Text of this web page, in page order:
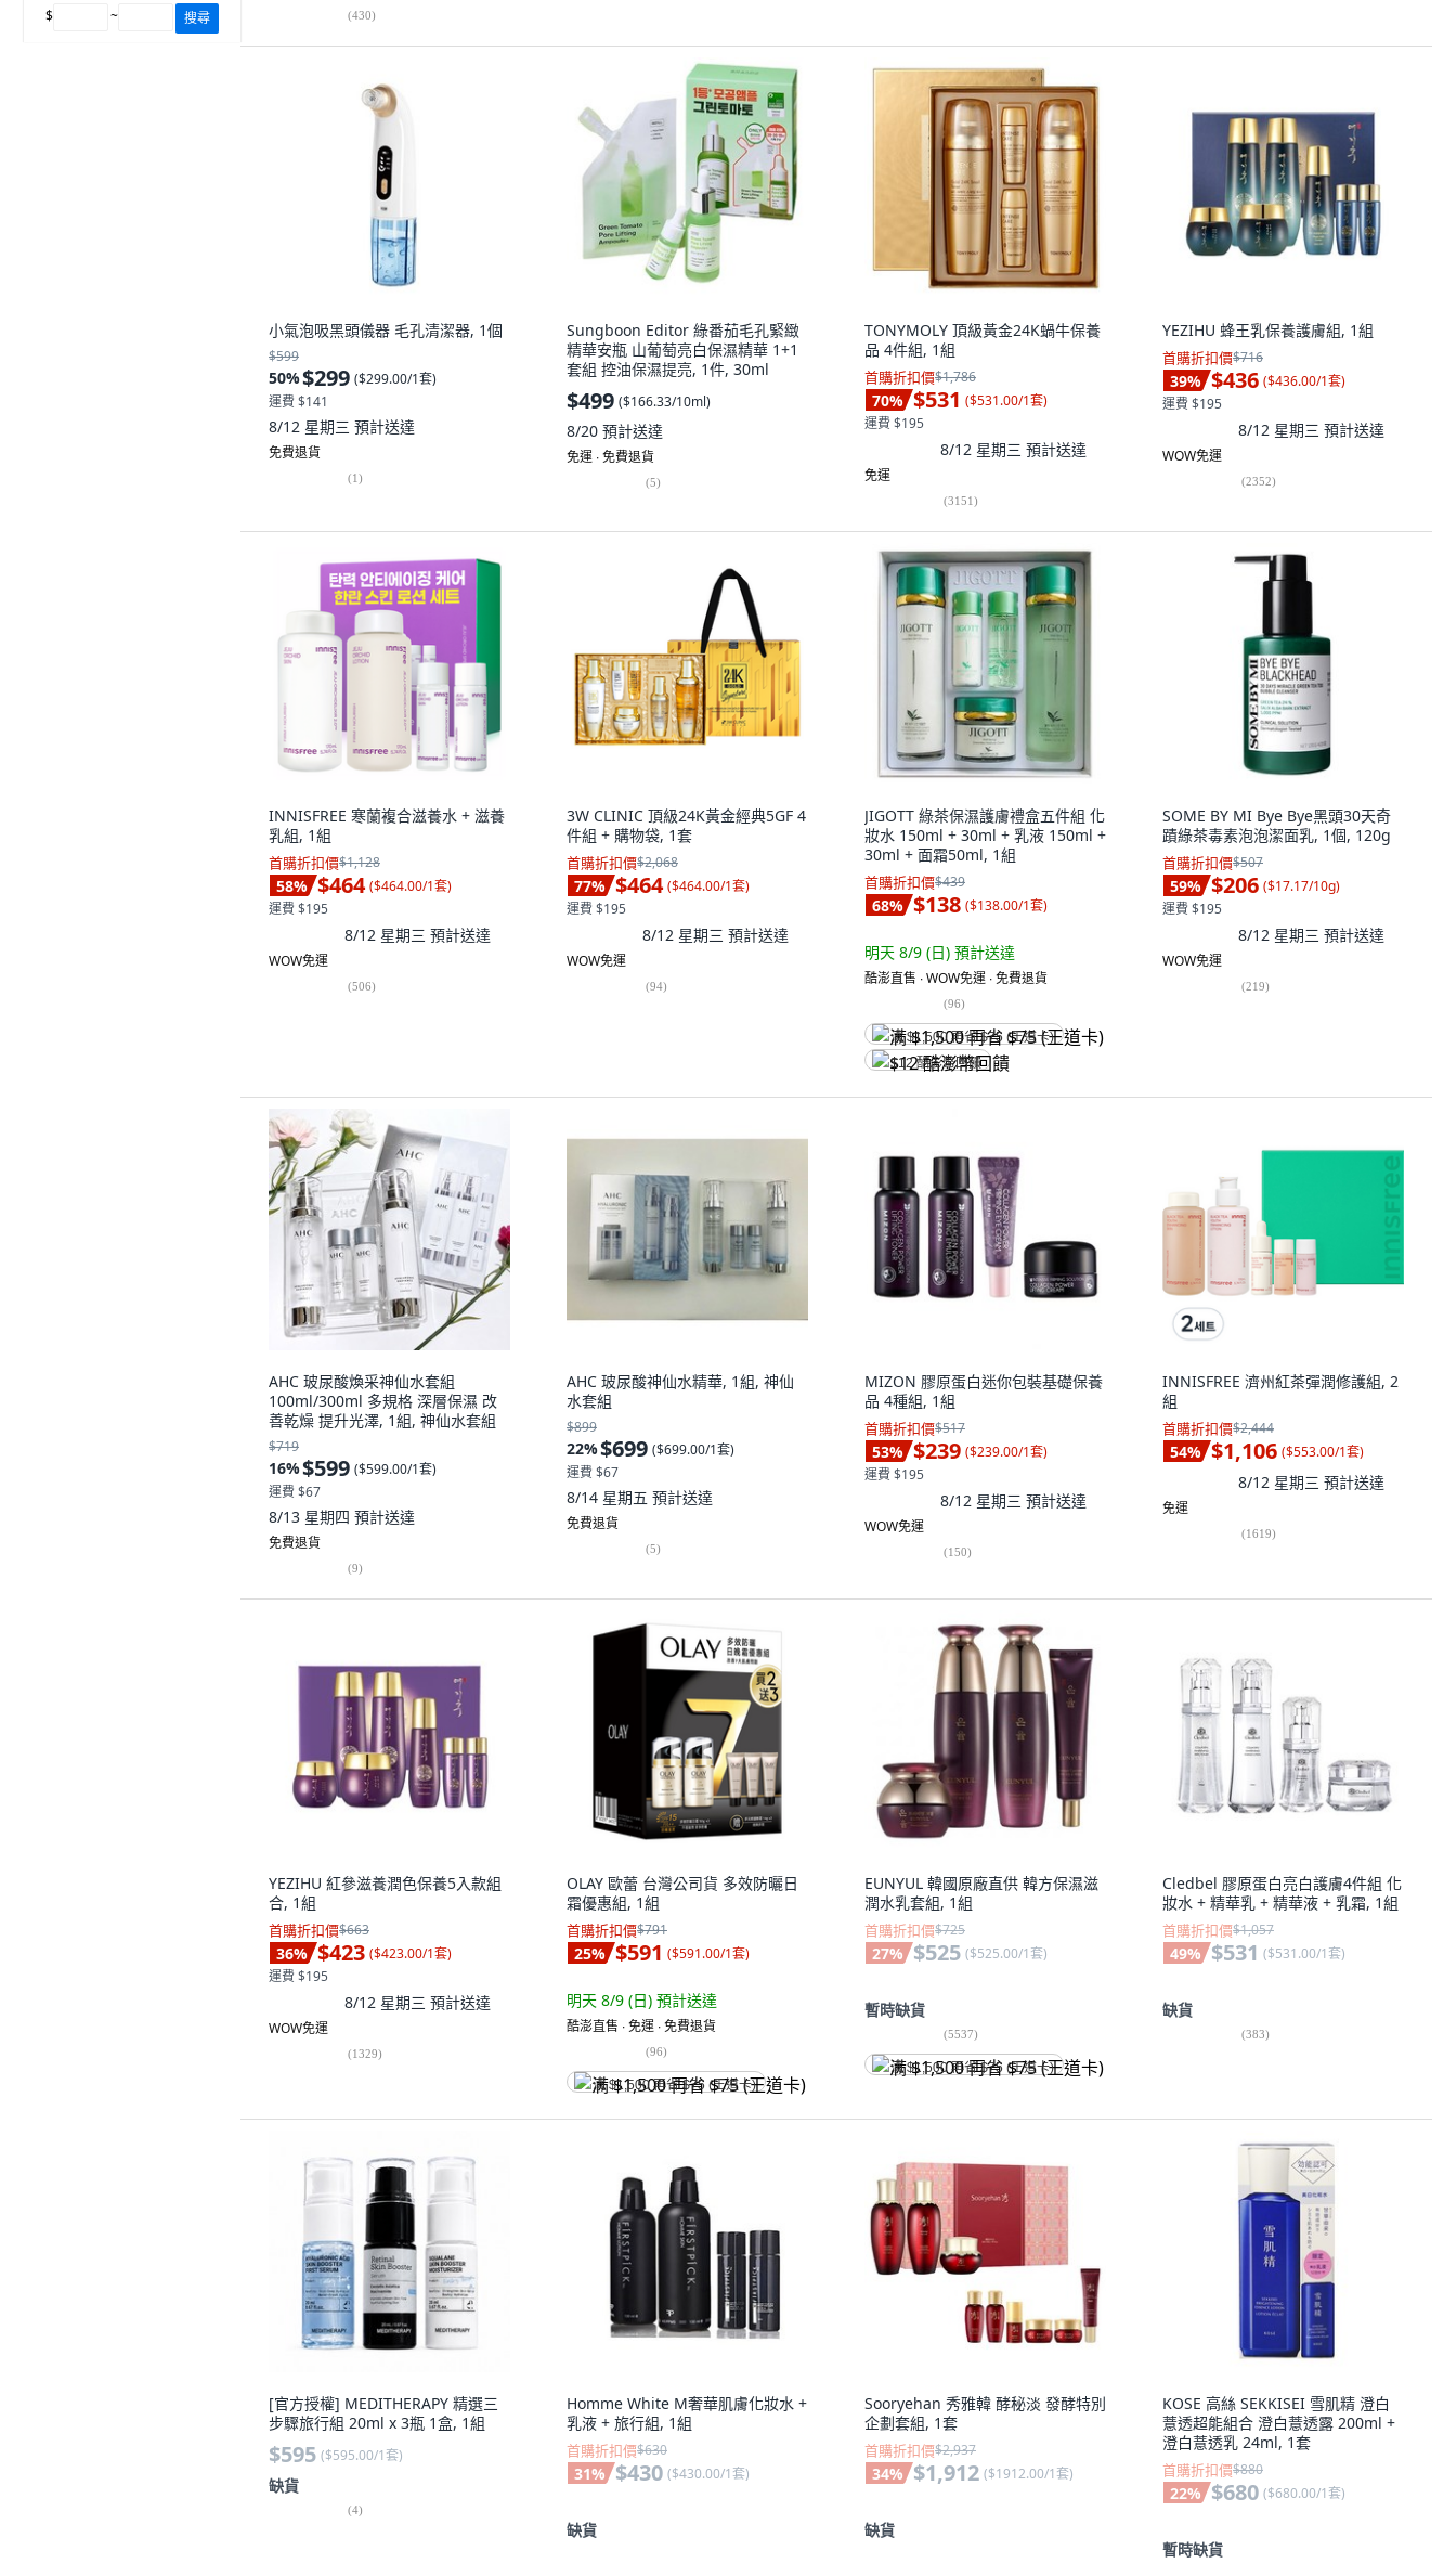
$ ~ 搜尋 (430)
小氣泡吸黑頭儀器 毛孔清潔器, 1個
$599
50%$299 ($299.00/1套)
運費 $141
8/12 星期三 預計送達
免費退貨
(1)
Sungboon Editor 綠番茄毛孔緊緻
精華安瓶 山葡萄亮白保濕精華 1+1
套組 控油保濕提亮, 1件, 30ml
$499 ($166.33/10ml)
8/20 預計送達
免運 ∙ 免費退貨
(5)
TONYMOLY 頂級黃金24K蝸牛保養
品 4件組, 1組
首購折扣價$1,786
70% $531 ($531.00/1套)
運費 $195
8/12 星期三 預計送達
免運
(3151)
YEZIHU 蜂王乳保養護膚組, 1組
首購折扣價$716
39% $436 ($436.00/1套)
運費 $195
8/12 星期三 預計送達
WOW免運
(2352)
INNISFREE 寒蘭複合滋養水 + 滋養
乳組, 1組
首購折扣價$1,128
58% $464 ($464.00/1套)
運費 $195
8/12 星期三 預計送達
WOW免運
(506)
3W CLINIC 頂級24K黃金經典5GF 4
件組 + 購物袋, 1套
首購折扣價$2,068
77% $464 ($464.00/1套)
運費 $195
8/12 星期三 預計送達
WOW免運
(94)
JIGOTT 綠茶保濕護膚禮盒五件組 化
妝水 150ml + 30ml + 乳液 150ml +
30ml + 面霜50ml, 1組
首購折扣價$439
68% $138 ($138.00/1套)
明天 8/9 (日) 預計送達
酷澎直售 ∙ WOW免運 ∙ 免費退貨
(96)
满 $1,500 再省 $75 (王道卡)
$12 酷澎幣回饋
SOME BY MI Bye Bye黑頭30天奇
蹟綠茶毒素泡泡潔面乳, 1個, 120g
首購折扣價$507
59% $206 ($17.17/10g)
運費 $195
8/12 星期三 預計送達
WOW免運
(219)
AHC 玻尿酸煥采神仙水套組
100ml/300ml 多規格 深層保濕 改
善乾燥 提升光澤, 1組, 神仙水套組
$719
16%$599 ($599.00/1套)
運費 $67
8/13 星期四 預計送達
免費退貨
(9)
AHC 玻尿酸神仙水精華, 1組, 神仙
水套組
$899
22%$699 ($699.00/1套)
運費 $67
8/14 星期五 預計送達
免費退貨
(5)
MIZON 膠原蛋白迷你包裝基礎保養
品 4種組, 1組
首購折扣價$517
53% $239 ($239.00/1套)
運費 $195
8/12 星期三 預計送達
WOW免運
(150)
INNISFREE 濟州紅茶彈潤修護組, 2
組
首購折扣價$2,444
54% $1,106 ($553.00/1套)
8/12 星期三 預計送達
免運
(1619)
YEZIHU 紅參滋養潤色保養5入款組
合, 1組
首購折扣價$663
36% $423 ($423.00/1套)
運費 $195
8/12 星期三 預計送達
WOW免運
(1329)
OLAY 歐蕾 台灣公司貨 多效防曬日
霜優惠組, 1組
首購折扣價$791
25% $591 ($591.00/1套)
明天 8/9 (日) 預計送達
酷澎直售 ∙ 免運 ∙ 免費退貨
(96)
满 $1,500 再省 $75 (王道卡)
EUNYUL 韓國原廠直供 韓方保濕滋
潤水乳套組, 1組
首購折扣價$725
27% $525 ($525.00/1套)
暫時缺貨
(5537)
满 $1,500 再省 $75 (王道卡)
Cledbel 膠原蛋白亮白護膚4件組 化
妝水 + 精華乳 + 精華液 + 乳霜, 1組
首購折扣價$1,057
49% $531 ($531.00/1套)
缺貨
(383)
[官方授權] MEDITHERAPY 精選三
步驟旅行組 20ml x 3瓶 1盒, 1組
$595 ($595.00/1套)
缺貨
(4)
Homme White M奢華肌膚化妝水 +
乳液 + 旅行組, 1組
首購折扣價$630
31% $430 ($430.00/1套)
缺貨
Sooryehan 秀雅韓 酵秘淡 發酵特別
企劃套組, 1套
首購折扣價$2,937
34% $1,912 ($1912.00/1套)
缺貨
KOSE 高絲 SEKKISEI 雪肌精 澄白
薏透超能組合 澄白薏透露 200ml +
澄白薏透乳 24ml, 1套
首購折扣價$880
22% $680 ($680.00/1套)
暫時缺貨